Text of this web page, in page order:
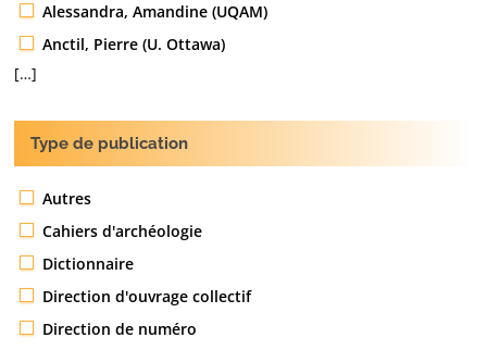
Alessandra, Amandine (UQAM)
Anctil, Pierre (U. Ottawa)
[…]
Type de publication
Autres
Cahiers d'archéologie
Dictionnaire
Direction d'ouvrage collectif
Direction de numéro